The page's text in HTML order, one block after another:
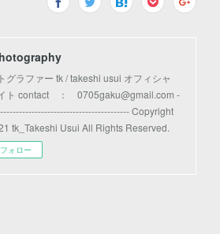
グラファー tk / takeshi usui オフィシャ
ト contact ： 0705gaku@gmail.com -
Copyright
tk_Takeshi Usui All Rights Reserved.
フォロー